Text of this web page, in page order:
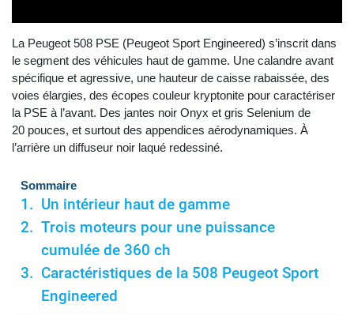
La Peugeot 508 PSE (Peugeot Sport Engineered) s’inscrit dans
le segment des véhicules haut de gamme. Une calandre avant
spécifique et agressive, une hauteur de caisse rabaissée, des
voies élargies, des écopes couleur kryptonite pour caractériser
la PSE à l’avant. Des jantes noir Onyx et gris Selenium de
20 pouces, et surtout des appendices aérodynamiques. À
l’arrière un diffuseur noir laqué redessiné.
Sommaire
Un intérieur haut de gamme
Trois moteurs pour une puissance
cumulée de 360 ch
Caractéristiques de la 508 Peugeot Sport
Engineered